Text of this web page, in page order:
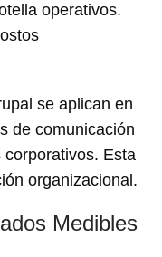
primero has de
CANCELAR
operativos.
se aplican en
de comunicación
Esta
organizacional.
Medibles